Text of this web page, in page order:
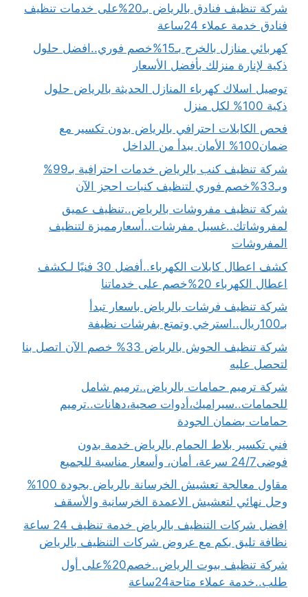
شركة تنظيف فنادق بالرياض بـ20%على خدمات تنظيف
فنادق خدمة عملاء 24ساعة
كهربائي منازل بالخرج بـ15%خصم فوري..افضل حلول
ذكية لإنارة منزلك بأفضل الأسعار
توصيل اسلاك كهرباء المنازل الحديثة بالرياض حلول
ذكية 100% لكل منزل
فحص الكابلات احترافي بالرياض بدون تكسير مع
ضمان100% الأمان يبدأ من الداخل
شركة تنظيف كنب بالرياض خدمات احترافية بـ99%
وبـ33%خصم فوري لتنظيف كنبات احجز الآن
شركة تنظيف مفروشات بالرياض..تنظيف عميق
لمفروشاتك..غسيل مفرشات..أسعارمميزة لتنظيف
المفروشات
كشف اعطال كابلات الكهرباء..أفضل 30 فنيًا لـكشف
اعطال الكهرباء 20%خصم على خدماتنا
شركة تنظيف فرشات بالرياض باسعار تبدأ
بـ100ريال..استرخي وتمتع بفرشات نظيفة
شركة تنظيف الحوش بالرياض 33% خصم الآن اتصل بنا
لتحصل عليه
شركة ترميم حمامات بالرياض..ترميم شامل
للحمامات..سيراميك،أدوات صحية،دهانات..ترميم
حمامات بضمان الجودة
فني تكسير بلاط الحمام بالرياض خدمة بدون
فوضى24/7 سرعة، أمان، وأسعار مناسبة للجميع
مقاول معالجة تعشيش الخرسانة بالرياض بجودة 100%
وحل نهائي لتعشيش الاعمدة الخرسانية والأسقف
افضل شركات التنظيف بالرياض خدمة تنظيف 24 ساعة
نظافة تليق بكم مع عروض شركات التنظيف بالرياض
شركة تنظيف بيوت الرياض..خصم20%على أول
طلب..خدمة عملاء متاحة24ساعة